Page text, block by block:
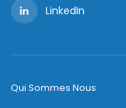
LinkedIn
Qui Sommes Nous